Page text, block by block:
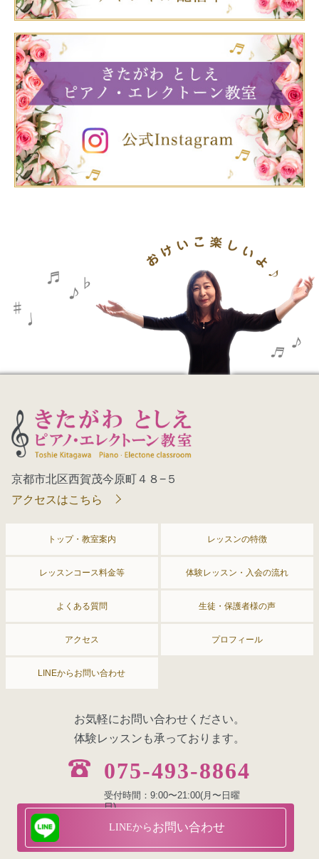
京都市北区西賀茂今原町４８−５
アクセスはこちら
トップ・教室案内 レッスンの特徴
レッスンコース料金等 体験レッスン・入会の流れ
よくある質問 生徒・保護者様の声
アクセス プロフィール
LINEからお問い合わせ
お気軽にお問い合わせください。
体験レッスンも承っております。
075-493-8864
受付時間：9:00〜21:00(月〜日曜
日)
LINEから お問い合わせ